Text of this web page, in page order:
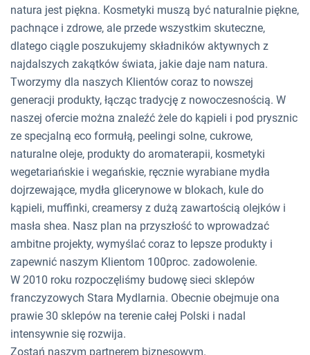
natura jest piękna. Kosmetyki muszą być naturalnie piękne,
pachnące i zdrowe, ale przede wszystkim skuteczne,
dlatego ciągle poszukujemy składników aktywnych z
najdalszych zakątków świata, jakie daje nam natura.
Tworzymy dla naszych Klientów coraz to nowszej
generacji produkty, łącząc tradycję z nowoczesnością. W
naszej ofercie można znaleźć żele do kąpieli i pod prysznic
ze specjalną eco formułą, peelingi solne, cukrowe,
naturalne oleje, produkty do aromaterapii, kosmetyki
wegetariańskie i wegańskie, ręcznie wyrabiane mydła
dojrzewające, mydła glicerynowe w blokach, kule do
kąpieli, muffinki, creamersy z dużą zawartością olejków i
masła shea. Nasz plan na przyszłość to wprowadzać
ambitne projekty, wymyślać coraz to lepsze produkty i
zapewnić naszym Klientom 100proc. zadowolenie.
W 2010 roku rozpoczęliśmy budowę sieci sklepów
franczyzowych Stara Mydlarnia. Obecnie obejmuje ona
prawie 30 sklepów na terenie całej Polski i nadal
intensywnie się rozwija.
Zostań naszym partnerem biznesowym.